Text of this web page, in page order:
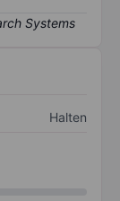
Halten